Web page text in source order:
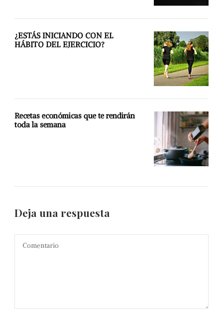
¿ESTÁS INICIANDO CON EL
HÁBITO DEL EJERCICIO?
Recetas económicas que te rendirán
toda la semana
Deja una respuesta